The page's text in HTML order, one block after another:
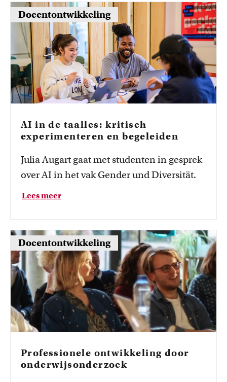
t
o
c
i
p
b
o
a
d
r
e
s
p
o
n
s
e
e
s
p
o
n
s
e
t
e
n
e
r
a
t
e
r
e
s
o
n
e
Docentontwikkeling
AI in de taalles: kritisch
experimenteren en begeleiden
Julia Augart gaat met studenten in gesprek
over AI in het vak Gender und Diversität.
Lees meer
Docentontwikkeling
Professionele ontwikkeling door
onderwijsonderzoek